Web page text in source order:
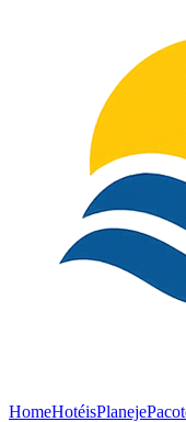
HomeHotéisPlaneje